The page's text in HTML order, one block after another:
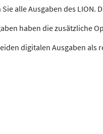
alle Ausgaben des
haben die zusätzliche
digitalen Ausgaben als